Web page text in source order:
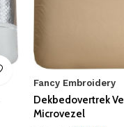
Fancy Embroidery
Dekbedovertrek
Microvezel